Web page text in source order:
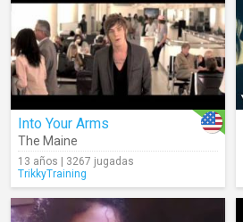
Into Your Arms
The Maine
13 años | 3267 jugadas
TrikkyTraining